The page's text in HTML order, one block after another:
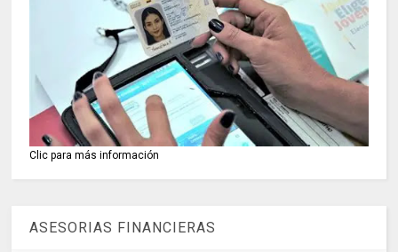
Clic para más información
ASESORIAS FINANCIERAS